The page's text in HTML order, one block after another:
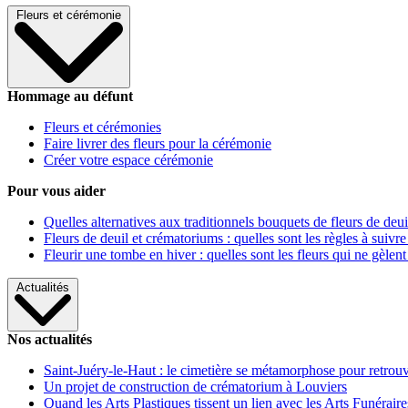
Fleurs et cérémonie
Hommage au défunt
Fleurs et cérémonies
Faire livrer des fleurs pour la cérémonie
Créer votre espace cérémonie
Pour vous aider
Quelles alternatives aux traditionnels bouquets de fleurs de
Fleurs de deuil et crématoriums : quelles sont les règles à
Fleurir une tombe en hiver : quelles sont les fleurs qui ne gèlent
Actualités
Nos actualités
Saint-Juéry-le-Haut : le cimetière se métamorphose pour
Un projet de construction de crématorium à Louviers
Quand les Arts Plastiques tissent un lien avec les Arts